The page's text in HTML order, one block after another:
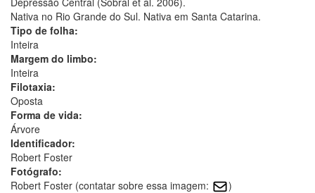
Nativa no Rio Grande do Sul. Nativa em Santa Catarina.
Tipo de folha:
Inteira
Margem do limbo:
Inteira
Filotaxia:
Oposta
Forma de vida:
Árvore
Identificador:
Robert Foster
Fotógrafo:
Robert Foster (contatar sobre essa imagem:
)